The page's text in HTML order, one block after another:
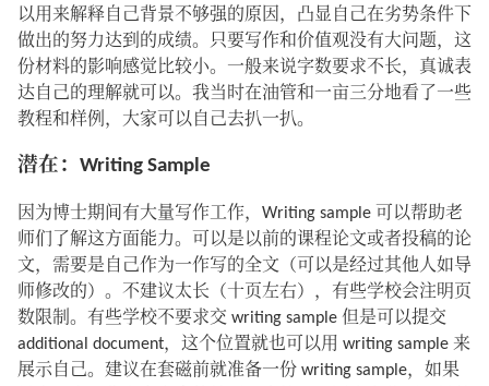
以用来解释自己背景不够强的原因，凸显自己在劣势条件下
做出的努力达到的成绩。只要写作和价值观没有大问题，这
份材料的影响感觉比较小。一般来说字数要求不长，真诚表
达自己的理解就可以。我当时在油管和一亩三分地看了一些
教程和样例，大家可以自己去扒一扒。
潜在：Writing Sample
因为博士期间有大量写作工作，Writing sample 可以帮助老
师们了解这方面能力。可以是以前的课程论文或者投稿的论
文，需要是自己作为一作写的全文（可以是经过其他人如导
师修改的）。不建议太长（十页左右），有些学校会注明页
数限制。有些学校不要求交 writing sample 但是可以提交
additional document，这个位置就也可以用 writing sample 来
展示自己。建议在套磁前就准备一份 writing sample，如果